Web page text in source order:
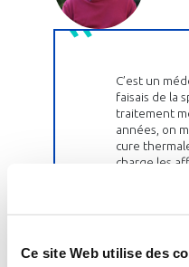
Ce site Web utilise des
C’est un
faisais de la
traitement
années, on
cure
charge les
petit, grâce
traitements
cure est très
dans toutes